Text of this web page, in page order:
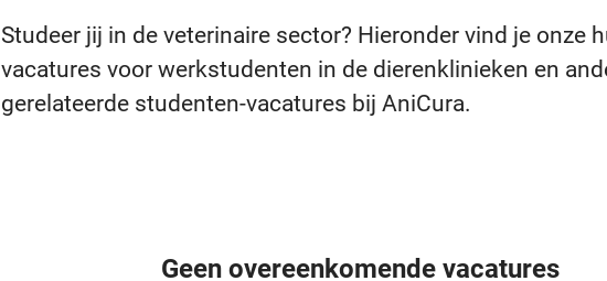
Studeer jij in de veterinaire sector? Hieronder vind je onze
vacatures voor werkstudenten in de dierenklinieken en
gerelateerde studenten-vacatures bij AniCura.
Geen overeenkomende vacatures